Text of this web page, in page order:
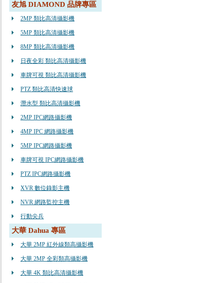
友旭 DIAMOND 品牌專區
2MP 類比高清攝影機
5MP 類比高清攝影機
8MP 類比高清攝影機
日夜全彩 類比高清攝影機
車牌可視 類比高清攝影機
PTZ 類比高清快速球
潛水型 類比高清攝影機
2MP IPC網路攝影機
4MP IPC 網路攝影機
5MP IPC網路攝影機
車牌可視 IPC網路攝影機
PTZ IPC網路攝影機
XVR 數位錄影主機
NVR 網路監控主機
行動尖兵
大華 Dahua 專區
大華 2MP 紅外線類高攝影機
大華 2MP 全彩類高攝影機
大華 4K 類比高清攝影機